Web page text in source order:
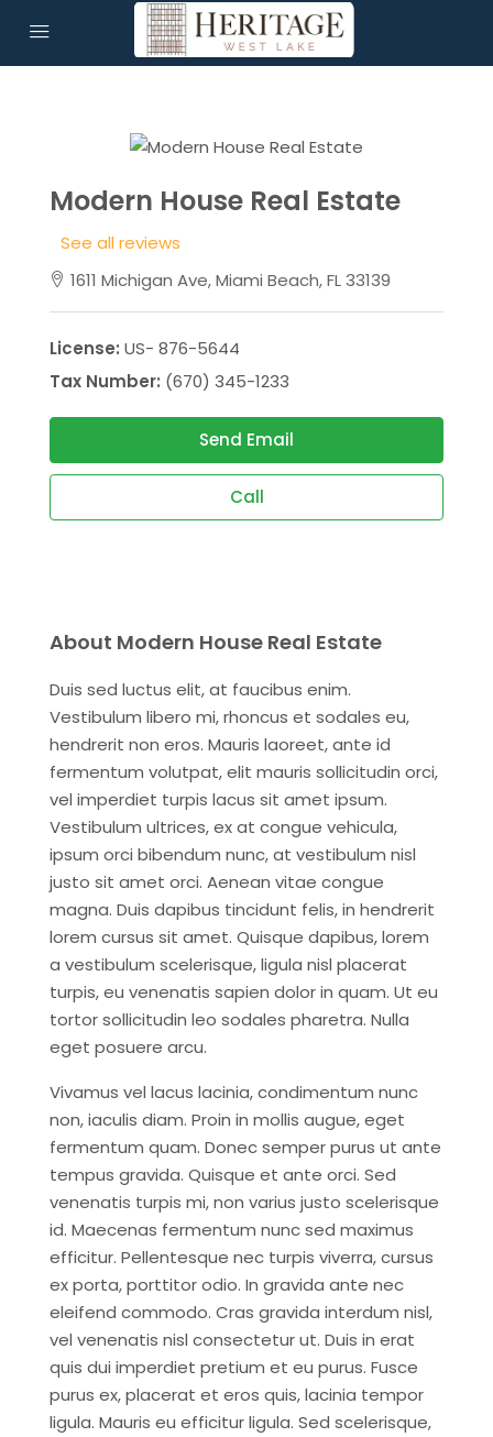
Modern House Real Estate
See all reviews
1611 Michigan Ave, Miami Beach, FL 33139
License: US- 876-5644
Tax Number: (670) 345-1233
Send Email
Call
About Modern House Real Estate
Duis sed luctus elit, at faucibus enim.
Vestibulum libero mi, rhoncus et sodales eu,
hendrerit non eros. Mauris laoreet, ante id
fermentum volutpat, elit mauris sollicitudin orci,
vel imperdiet turpis lacus sit amet ipsum.
Vestibulum ultrices, ex at congue vehicula,
ipsum orci bibendum nunc, at vestibulum nisl
justo sit amet orci. Aenean vitae congue
magna. Duis dapibus tincidunt felis, in hendrerit
lorem cursus sit amet. Quisque dapibus, lorem
a vestibulum scelerisque, ligula nisl placerat
turpis, eu venenatis sapien dolor in quam. Ut eu
tortor sollicitudin leo sodales pharetra. Nulla
eget posuere arcu.
Vivamus vel lacus lacinia, condimentum nunc
non, iaculis diam. Proin in mollis augue, eget
fermentum quam. Donec semper purus ut ante
tempus gravida. Quisque et ante orci. Sed
venenatis turpis mi, non varius justo scelerisque
id. Maecenas fermentum nunc sed maximus
efficitur. Pellentesque nec turpis viverra, cursus
ex porta, porttitor odio. In gravida ante nec
eleifend commodo. Cras gravida interdum nisl,
vel venenatis nisl consectetur ut. Duis in erat
quis dui imperdiet pretium et eu purus. Fusce
purus ex, placerat et eros quis, lacinia tempor
ligula. Mauris eu efficitur ligula. Sed scelerisque,